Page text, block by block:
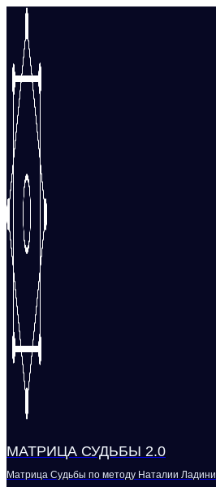
Перейти
содержимому
МАТРИЦА СУДЬБЫ 2.0
Матрица Судьбы по методу Наталии Ладини